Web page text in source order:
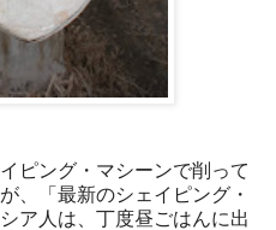
ピング・マシーンで削って
、「最新のシェイピング・
ア人は、丁度昼ごはんに出